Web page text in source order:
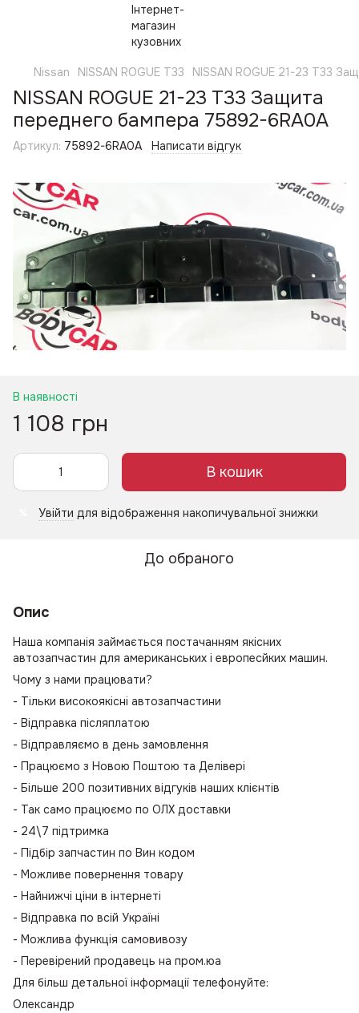
Nissan NISSAN ROGUE T33 NISSAN ROGUE 21-23 T33
NISSAN ROGUE 21-23 T33 Защита
переднего бампера 75892-6RA0A
Артикул: 75892-6RA0A Написати відгук
В наявності
1 108 грн
В кошик
Увійти для відображення накопичувальної знижки
До обраного
Опис
Наша компанія займається постачанням якісних
автозапчастин для американських і европесйких машин.
Чому з нами працювати?
- Тільки високоякісні автозапчастини
- Відправка післяплатою
- Відправляємо в день замовлення
- Працюємо з Новою Поштою та Делівері
- Більше 200 позитивних відгуків наших клієнтів
- Так само працюємо по ОЛХ доставки
- 24\7 підтримка
- Підбір запчастин по Вин кодом
- Можливе повернення товару
- Найнижчі ціни в інтернеті
- Відправка по всій Україні
- Можлива функція самовивозу
- Перевірений продавець на пром.юа
Для більш детальної інформації телефонуйте:
Олександр